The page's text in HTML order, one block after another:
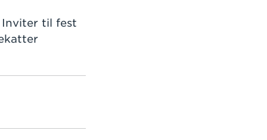
Inviter til fest